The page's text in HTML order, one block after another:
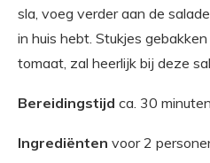
sla, voeg verder aan de
in huis hebt. Stukjes
tomaat, zal heerlijk bij deze
Bereidingstijd ca. 30 minuten
Ingrediënten voor 2